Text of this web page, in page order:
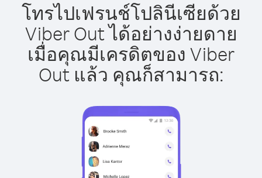
โทรไปเฟรนช์โปลินีเซียด้วย
Viber Out ได้อย่างง่ายดาย
เมื่อคุณมีเครดิตของ Viber
Out แล้ว คุณก็สามารถ: